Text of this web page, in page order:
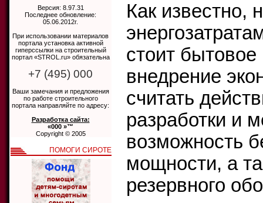
Как известно,
стоит
внедрение
считать
разработки и
возможность
мощности, а
резервного
Версия: 8.97.31
Последнее обновление:
05.06.2012г.
При использовании материалов
портала установка активной
гиперссылки на строительный
портал «STROL.ru» обязательна
+7 (495) 000
Ваши замечания и предложения
по работе строительного
портала направляйте по адресу:
Разработка сайта:
«000 »™
Copyright © 2005
ПОМОГИ СИРОТЕ